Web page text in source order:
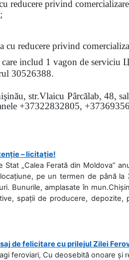
reducere privind
;
cu reducere privind
includ 1 vagon de
30526388.
str.Vlaicu Pârcălab, 48,
+37322832805,
– licitație!
Stat „Calea Ferată din Moldova”
pe un termen de până
Bunurile, amplasate în
spații de producere,
de felicitare cu prilejul Zilei
feroviari, Cu deosebită onoare și